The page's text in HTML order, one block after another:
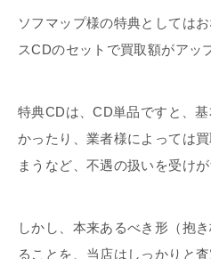
ソフマップ様の特典としては
スCDのセットで買取額がアッ
特典CDは、CD単品ですと、
かったり、業者様によっては
まうなど、不遇の扱いを受け
しかし、本来あるべき形（抱
ることを、当店はしっかりと